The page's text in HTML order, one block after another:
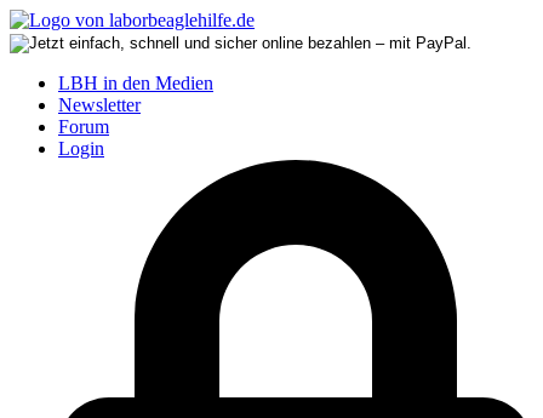
LBH in den Medien
Newsletter
Forum
Login